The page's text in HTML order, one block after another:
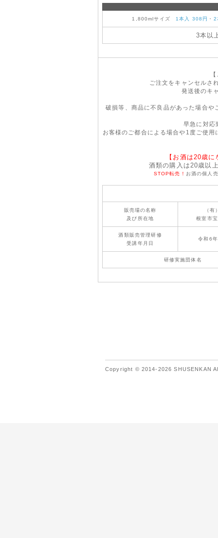
1,800mlサイズ 1本入 308円 ・ 2
3本以
ご注文をキャンセルさ
発送後のキ
破損等、商品に不良品があった場合
早急に対応
お客様のご都合による場合や1度ご使
【お酒は20歳
酒類の購入は20歳以
STOP転売！ お酒の個人
販売場の名称
及び所在地
（有
根室市
酒類販売管理研修
受講年月日
令和6
研修実施団体名
Copyright © 2014-2026 SHUSENKAN